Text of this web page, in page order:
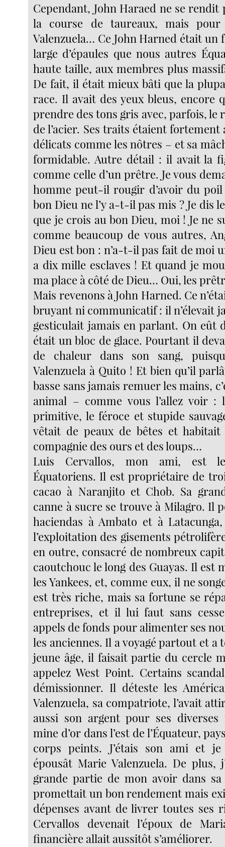
Cependant, John Haraed ne se
la course de taureaux, mais
Valenzuela… Ce John Harned était
large d’épaules que nous autres
haute taille, aux membres plus
De fait, il était mieux bâti que la
race. Il avait des yeux bleus, encore
prendre des tons gris avec, parfois,
de l’acier. Ses traits étaient fortement
délicats comme les nôtres – et sa
formidable. Autre détail : il avait la
comme celle d’un prêtre. Je vous
homme peut-il rougir d’avoir du
bon Dieu ne l’y a-t-il pas mis ? Je dis
que je crois au bon Dieu, moi ! Je ne
comme beaucoup de vous autres,
Dieu est bon : n’a-t-il pas fait de moi
a dix mille esclaves ! Et quand je
ma place à côté de Dieu… Oui, les
Mais revenons à John Harned. Ce
bruyant ni communicatif : il n’élevait
gesticulait jamais en parlant. On eût
était un bloc de glace. Pourtant il
de chaleur dans son sang,
Valenzuela à Quito ! Et bien qu’il
basse sans jamais remuer les mains,
animal – comme vous l’allez voir :
primitive, le féroce et stupide
vêtait de peaux de bêtes et habitait
compagnie des ours et des loups…
Luis Cervallos, mon ami, est
Équatoriens. Il est propriétaire de
cacao à Naranjito et Chob. Sa
canne à sucre se trouve à Milagro. Il
haciendas à Ambato et à
l’exploitation des gisements
en outre, consacré de nombreux
caoutchouc le long des Guayas. Il est
les Yankees, et, comme eux, il ne
est très riche, mais sa fortune se
entreprises, et il lui faut sans
appels de fonds pour alimenter ses
les anciennes. Il a voyagé partout et a
jeune âge, il faisait partie du cercle
appelez West Point. Certains
démissionner. Il déteste les
Valenzuela, sa compatriote, l’avait
aussi son argent pour ses
mine d’or dans l’est de l’Équateur,
corps peints. J’étais son ami et je
épousât Marie Valenzuela. De plus,
grande partie de mon avoir dans
promettait un bon rendement mais
dépenses avant de livrer toutes ses
Cervallos devenait l’époux de
financière allait aussitôt s’améliorer.